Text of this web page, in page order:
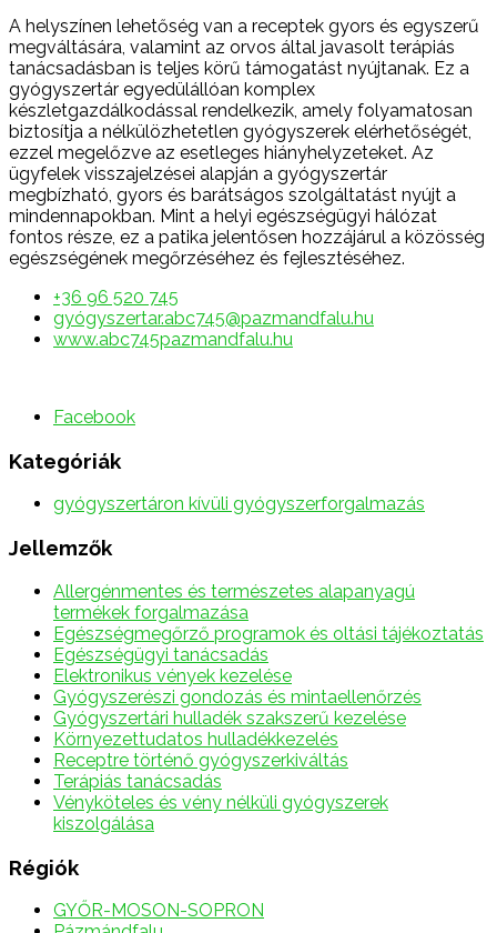
A helyszínen lehetőség van a receptek gyors és egyszerű
megváltására, valamint az orvos által javasolt terápiás
tanácsadásban is teljes körű támogatást nyújtanak. Ez a
gyógyszertár egyedülállóan komplex
készletgazdálkodással rendelkezik, amely folyamatosan
biztosítja a nélkülözhetetlen gyógyszerek elérhetőségét,
ezzel megelőzve az esetleges hiányhelyzeteket. Az
ügyfelek visszajelzései alapján a gyógyszertár
megbízható, gyors és barátságos szolgáltatást nyújt a
mindennapokban. Mint a helyi egészségügyi hálózat
fontos része, ez a patika jelentősen hozzájárul a közösség
egészségének megőrzéséhez és fejlesztéséhez.
+36 96 520 745
gyógyszertar.abc745@pazmandfalu.hu
www.abc745pazmandfalu.hu
Facebook
Kategóriák
gyógyszertáron kívüli gyógyszerforgalmazás
Jellemzők
Allergénmentes és természetes alapanyagú
termékek forgalmazása
Egészségmegőrző programok és oltási tájékoztatás
Egészségügyi tanácsadás
Elektronikus vények kezelése
Gyógyszerészi gondozás és mintaellenőrzés
Gyógyszertári hulladék szakszerű kezelése
Környezettudatos hulladékkezelés
Receptre történő gyógyszerkiváltás
Terápiás tanácsadás
Vényköteles és vény nélküli gyógyszerek
kiszolgálása
Régiók
GYŐR-MOSON-SOPRON